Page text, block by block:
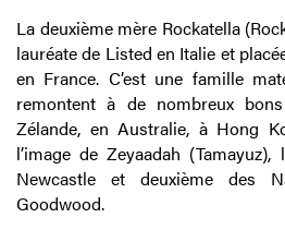
La deuxième mère Rockatella
lauréate de Listed en Italie et
en France. C’est une famille
remontent à de nombreux
Zélande, en Australie, à Hong
l’image de Zeyaadah
Newcastle et deuxième des
Goodwood.